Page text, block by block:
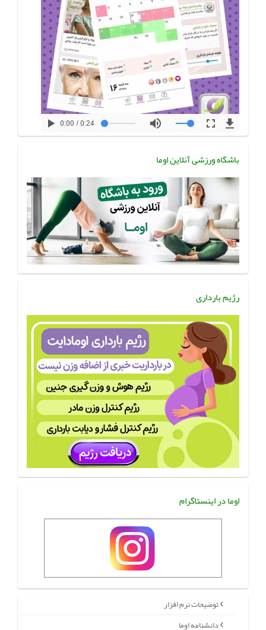
باشگاه ورزشی آنلاین اوما
رژیم بارداری
اوما در اینستاگرام
توضیحات نرم افزار
دانشنامه اوما